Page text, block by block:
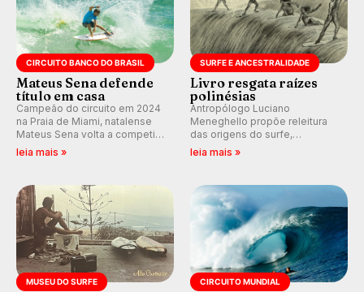
CIRCUITO BANCO DO BRASIL
Mateus Sena defende
título em casa
Campeão do circuito em 2024
na Praia de Miami, natalense
Mateus Sena volta a competir
em casa em busca de manter a
leia mais »
SURFE E ANCESTRALIDADE
Livro resgata raízes
polinésias
Antropólogo Luciano
Meneghello propõe releitura
das origens do surfe,
resgatando a cultura polinésia
prática em esporte e indústria.
leia mais »
MUSEU DO SURFE CIRCUITO MUNDIAL